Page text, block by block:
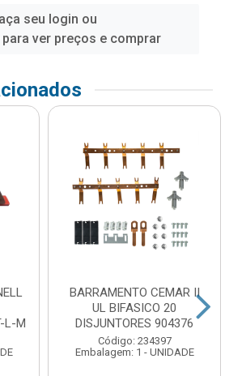
seu login ou
ver preços e comprar
L-M
BARRAMENTO CEMAR II
UL BIFASICO 20
DISJUNTORES 904376
Código: 234397
Embalagem: 1 - UNIDADE